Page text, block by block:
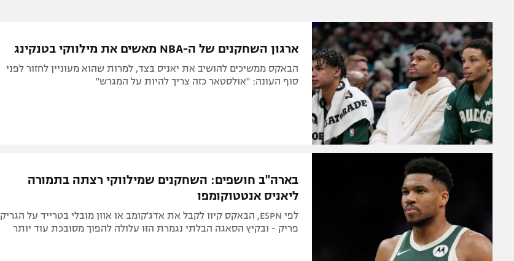
ארגון השחקנים של ה-NBA מאשים את מילווקי בטנקינג
הבאקס ממשיכים להושיב את יאניס בצד, למרות שהוא מעוניין לחזור לפני
סוף העונה: "אולסטאר כזה צריך להיות על המגרש"
בארה"ב חושפים: השחקנים שמילווקי רצתה בתמורה
ליאניס אנטטוקומפו
לפי ESPN, הבאקס קיוו לקבל את אדג'קומב או אוון מובלי בטרייד על הגריק
פריק - ובקיץ הסאגה הבלתי נגמרת הזו עלולה להפוך מסובכת עוד יותר